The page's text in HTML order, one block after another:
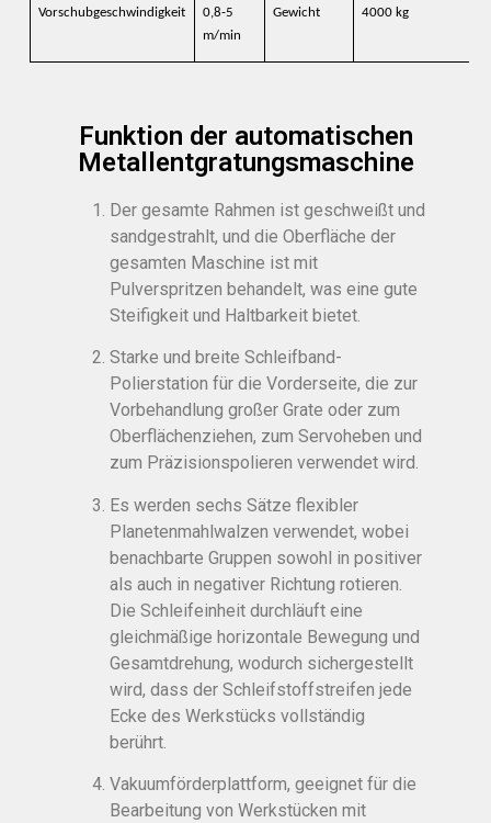
Vorschubgeschwindigkeit
0,8-5
m/min
Gewicht 4000 kg
Funktion der automatischen
Metallentgratungsmaschine
Der gesamte Rahmen ist geschweißt und
sandgestrahlt, und die Oberfläche der
gesamten Maschine ist mit
Pulverspritzen behandelt, was eine gute
Steifigkeit und Haltbarkeit bietet.
Starke und breite Schleifband-
Polierstation für die Vorderseite, die zur
Vorbehandlung großer Grate oder zum
Oberflächenziehen, zum Servoheben und
zum Präzisionspolieren verwendet wird.
Es werden sechs Sätze flexibler
Planetenmahlwalzen verwendet, wobei
benachbarte Gruppen sowohl in positiver
als auch in negativer Richtung rotieren.
Die Schleifeinheit durchläuft eine
gleichmäßige horizontale Bewegung und
Gesamtdrehung, wodurch sichergestellt
wird, dass der Schleifstoffstreifen jede
Ecke des Werkstücks vollständig
berührt.
Vakuumförderplattform, geeignet für die
Bearbeitung von Werkstücken mit